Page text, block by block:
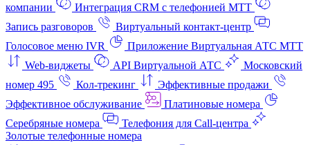
компании
Интеграция CRM с телефонией МТТ
Запись разговоров
Виртуальный контакт‑центр
Голосовое меню IVR
Приложение Виртуальная АТС МТТ
Web-виджеты
API Виртуальной АТС
Московский
номер 495
Кол-трекинг
Эффективные продажи
Эффективное обслуживание
Платиновые номера
Серебряные номера
Телефония для Call-центра
Золотые телефонные номера